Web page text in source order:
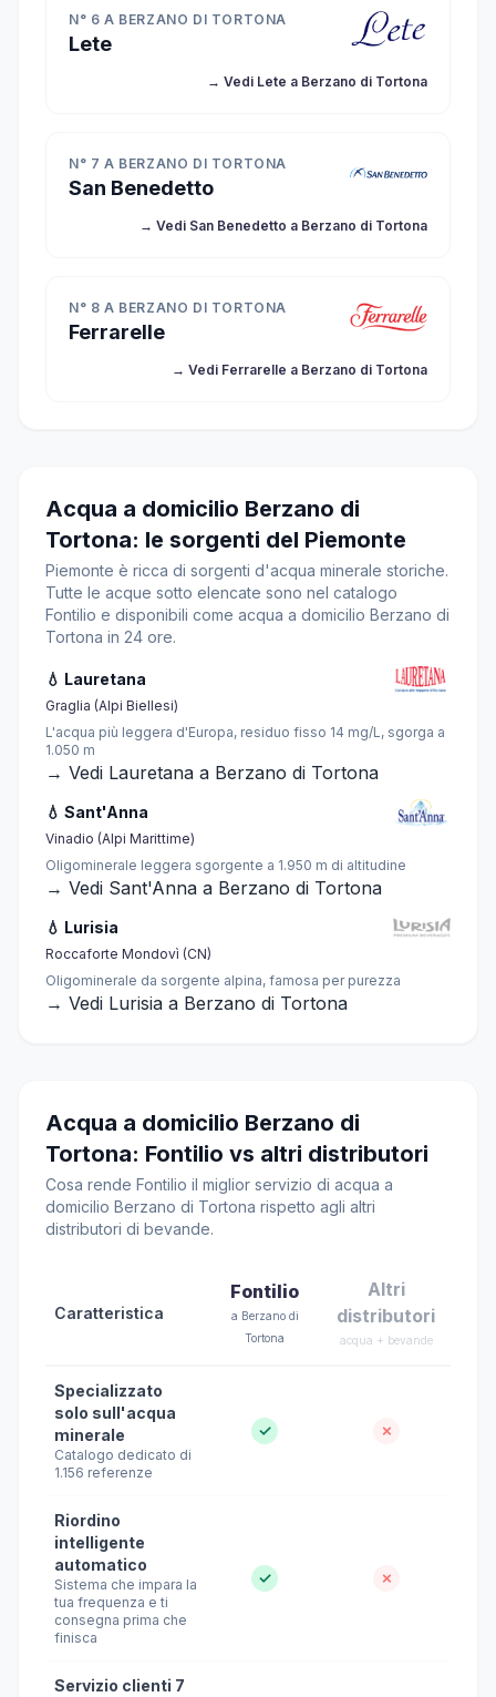
N° 6 A BERZANO DI TORTONA
Lete
→ Vedi Lete a Berzano di Tortona
N° 7 A BERZANO DI TORTONA
San Benedetto
→ Vedi San Benedetto a Berzano di Tortona
N° 8 A BERZANO DI TORTONA
Ferrarelle
→ Vedi Ferrarelle a Berzano di Tortona
Acqua a domicilio Berzano di
Tortona: le sorgenti del Piemonte
Piemonte è ricca di sorgenti d'acqua minerale storiche.
Tutte le acque sotto elencate sono nel catalogo
Fontilio e disponibili come acqua a domicilio Berzano di
Tortona in 24 ore.
💧 Lauretana
Graglia (Alpi Biellesi)
L'acqua più leggera d'Europa, residuo fisso 14 mg/L, sgorga a
1.050 m
→ Vedi Lauretana a Berzano di Tortona
💧 Sant'Anna
Vinadio (Alpi Marittime)
Oligominerale leggera sgorgente a 1.950 m di altitudine
→ Vedi Sant'Anna a Berzano di Tortona
💧 Lurisia
Roccaforte Mondovì (CN)
Oligominerale da sorgente alpina, famosa per purezza
→ Vedi Lurisia a Berzano di Tortona
Acqua a domicilio Berzano di
Tortona: Fontilio vs altri distributori
Cosa rende Fontilio il miglior servizio di acqua a
domicilio Berzano di Tortona rispetto agli altri
distributori di bevande.
Caratteristica
Fontilio
a Berzano di
Tortona
Altri
distributori
acqua + bevande
Specializzato
solo sull'acqua
minerale
Catalogo dedicato di
1.156 referenze
✓ ✗
Riordino
intelligente
automatico
Sistema che impara la
tua frequenza e ti
consegna prima che
finisca
✓ ✗
Servizio clienti 7